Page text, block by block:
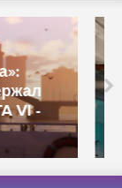
и